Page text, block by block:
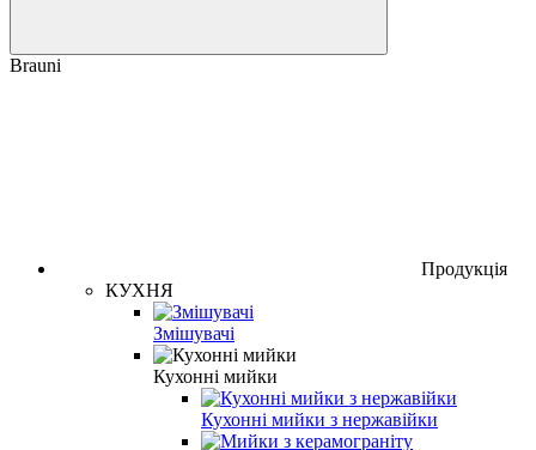
Brauni
Продукція
КУХНЯ
Змішувачі
Кухонні мийки
Кухонні мийки з нержавійки